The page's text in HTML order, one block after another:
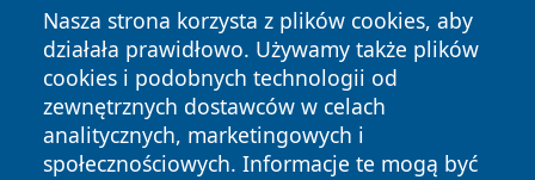
Nasza strona korzysta z plików cookies, aby
działała prawidłowo. Używamy także plików
cookies i podobnych technologii od
zewnętrznych dostawców w celach
analitycznych, marketingowych i
społecznościowych. Informacje te mogą być
Copyright © 2026 tuzamosc.pl Wszystkie prawa zastrzeżone.